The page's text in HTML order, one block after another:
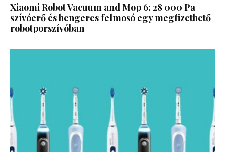
Xiaomi Robot Vacuum and Mop 6: 28 000 Pa
szívóerő és hengeres felmosó egy megfizethető
robotporszívóban